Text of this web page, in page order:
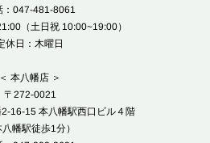
：047-481-8061
（土日祝 10:00~19:00）
休日：木曜日
＜ 本八幡店 ＞
〒272-0021
16-15 本八幡駅西口ビル４階
八幡駅徒歩1分）